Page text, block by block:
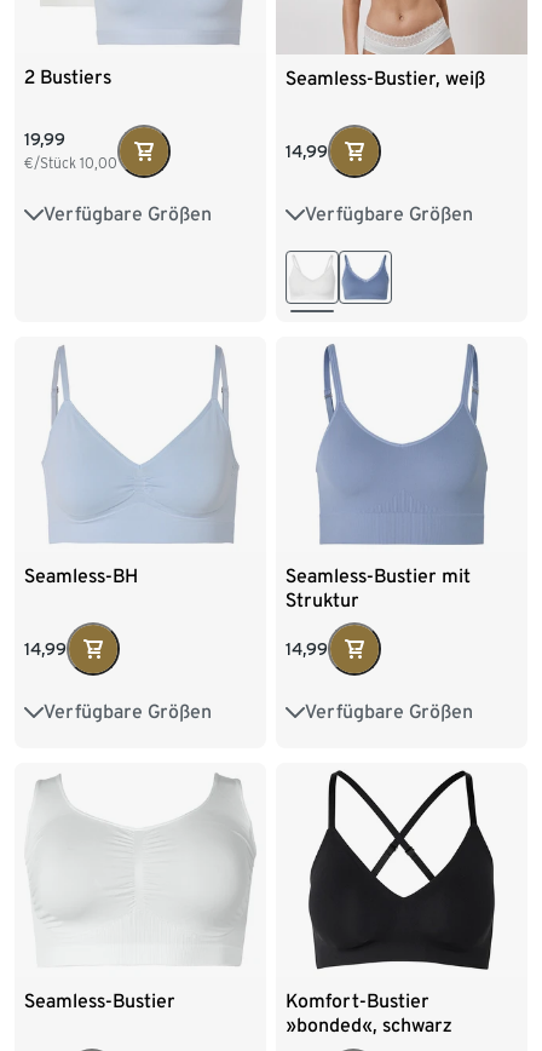
2 Bustiers
19,99
€/Stück 10,00
Verfügbare Größen
S 36/38 M 40/42
Seamless-Bustier, weiß
14,99
Verfügbare Größen
S 36/38 M 40/42
L 44/46
Seamless-BH
14,99
Verfügbare Größen
S 36/38 M 40/42
Seamless-Bustier mit
Struktur
14,99
Verfügbare Größen
XS 32/34 S 36/38
Seamless-Bustier
Komfort-Bustier
»bonded«, schwarz